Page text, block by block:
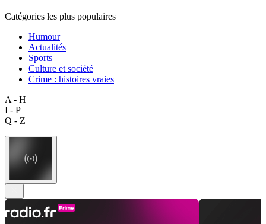
Catégories les plus populaires
Humour
Actualités
Sports
Culture et société
Crime : histoires vraies
A - H
I - P
Q - Z